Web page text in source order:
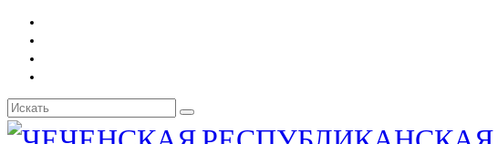
Искать: